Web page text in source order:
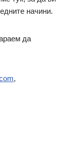
начини.
да
,